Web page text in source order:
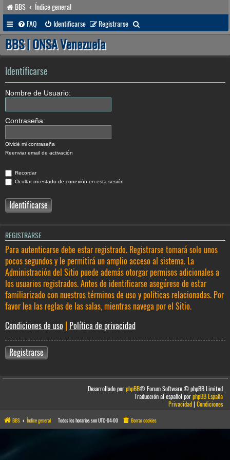
BBS
Índice general
FAQ
Identificarse Registrarse
u
a
BBS | ONSA Venezuela
Identificarse
Nombre de Usuario:
Contraseña:
Olvidé mi contraseña
Reenviar email de activación
Recordar
Ocultar mi estado de conexión en esta sesión
REGISTRARSE
Para autenticarse debe estar registrado. Registrarse tomará solo unos
pocos segundos y le permitirá un amplio acceso al sistema. La
Administración del Sitio puede además otorgar permisos adicionales a
los usuarios registrados. Antes de identificarse asegúrese de estar
familiarizado con nuestros términos de uso y políticas relacionadas. Por
favor lea las reglas de las salas, mientras navega por el Sitio.
Condiciones de uso
Política de privacidad
Registrarse
Desarrollado porphpBB® Forum Software © phpBB Limited
Traducción al español porphpBB España
Privacidad|Condiciones
BBS Índice general Todos los horarios sonUTC-04:00 Borrar cookies